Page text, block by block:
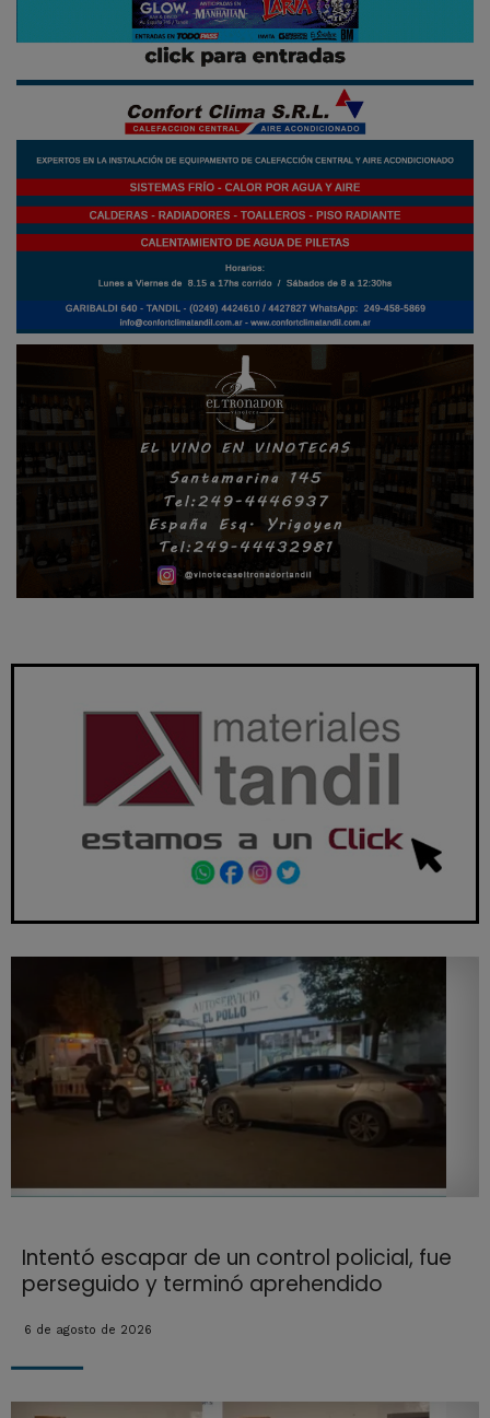
Intentó escapar de un control policial, fue
perseguido y terminó aprehendido
6 de agosto de 2026